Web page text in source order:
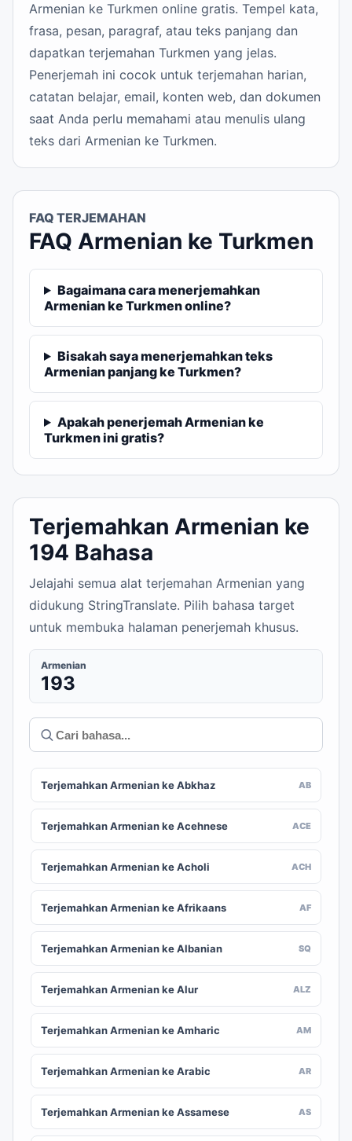
Armenian ke Turkmen online gratis. Tempel kata,
frasa, pesan, paragraf, atau teks panjang dan
dapatkan terjemahan Turkmen yang jelas.
Penerjemah ini cocok untuk terjemahan harian,
catatan belajar, email, konten web, dan dokumen
saat Anda perlu memahami atau menulis ulang
teks dari Armenian ke Turkmen.
FAQ TERJEMAHAN
FAQ Armenian ke Turkmen
Bagaimana cara menerjemahkan
Armenian ke Turkmen online?
Bisakah saya menerjemahkan teks
Armenian panjang ke Turkmen?
Apakah penerjemah Armenian ke
Turkmen ini gratis?
Terjemahkan Armenian ke
194 Bahasa
Jelajahi semua alat terjemahan Armenian yang
didukung StringTranslate. Pilih bahasa target
untuk membuka halaman penerjemah khusus.
Armenian
193
Terjemahkan Armenian ke Abkhaz AB
Terjemahkan Armenian ke Acehnese ACE
Terjemahkan Armenian ke Acholi ACH
Terjemahkan Armenian ke Afrikaans AF
Terjemahkan Armenian ke Albanian SQ
Terjemahkan Armenian ke Alur ALZ
Terjemahkan Armenian ke Amharic AM
Terjemahkan Armenian ke Arabic AR
Terjemahkan Armenian ke Assamese AS